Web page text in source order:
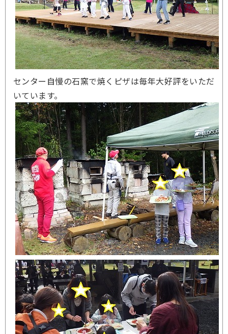
センター自慢の石窯で焼くピザは毎年大好評をいただ
いています。